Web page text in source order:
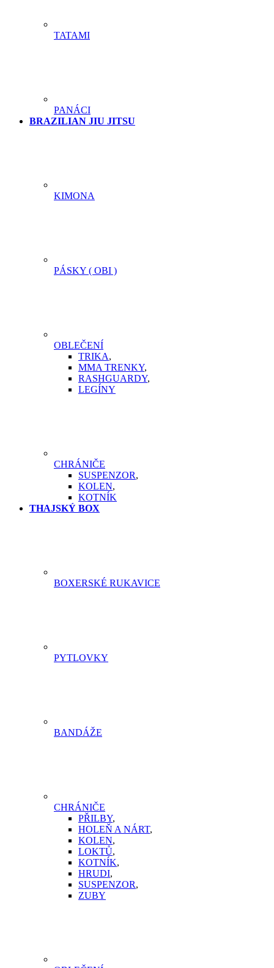
TATAMI
PANÁCI
BRAZILIAN JIU JITSU
KIMONA
PÁSKY ( OBI )
OBLEČENÍ
TRIKA,
MMA TRENKY,
RASHGUARDY,
LEGÍNY
CHRÁNIČE
SUSPENZOR,
KOLEN,
KOTNÍK
THAJSKÝ BOX
BOXERSKÉ RUKAVICE
PYTLOVKY
BANDÁŽE
CHRÁNIČE
PŘILBY,
HOLEŇ A NÁRT,
KOLEN,
LOKTŮ,
KOTNÍK,
HRUDI,
SUSPENZOR,
ZUBY